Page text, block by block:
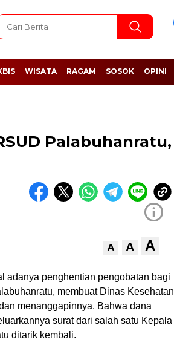
WISATA RAGAM SOSOK OPINI
Palabuhanratu,
i
A A A
adanya penghentian pengobatan bagi
membuat Dinas Kesehatan
menanggapinnya. Bahwa dana
surat dari salah satu Kepala
ditarik kembali.